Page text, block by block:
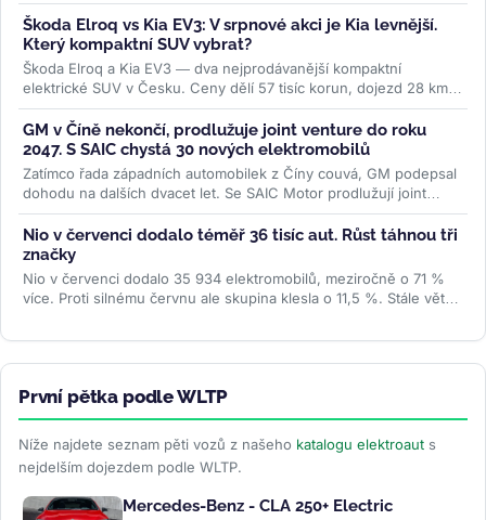
Škoda Elroq vs Kia EV3: V srpnové akci je Kia levnější.
Který kompaktní SUV vybrat?
Škoda Elroq a Kia EV3 — dva nejprodávanější kompaktní
elektrické SUV v Česku. Ceny dělí 57 tisíc korun, dojezd 28 km,
ale auta jsou...>>
GM v Číně nekončí, prodlužuje joint venture do roku
2047. S SAIC chystá 30 nových elektromobilů
Zatímco řada západních automobilek z Číny couvá, GM podepsal
dohodu na dalších dvacet let. Se SAIC Motor prodlužují joint
venture do roku...>>
Nio v červenci dodalo téměř 36 tisíc aut. Růst táhnou tři
značky
Nio v červenci dodalo 35 934 elektromobilů, meziročně o 71 %
více. Proti silnému červnu ale skupina klesla o 11,5 %. Stále větší
První pětka podle WLTP
Níže najdete seznam pěti vozů z našeho katalogu elektroaut s
nejdelším dojezdem podle WLTP.
Mercedes-Benz - CLA 250+ Electric